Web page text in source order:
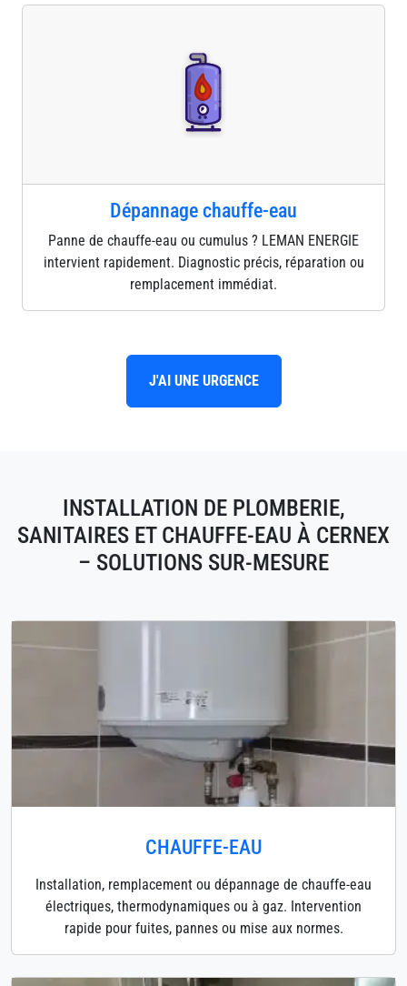
Dépannage chauffe-eau
Panne de chauffe-eau ou cumulus ? LEMAN ENERGIE
intervient rapidement. Diagnostic précis, réparation ou
remplacement immédiat.
J'AI UNE URGENCE
INSTALLATION DE PLOMBERIE,
SANITAIRES ET CHAUFFE-EAU À CERNEX
– SOLUTIONS SUR-MESURE
CHAUFFE-EAU
Installation, remplacement ou dépannage de chauffe-eau
électriques, thermodynamiques ou à gaz. Intervention
rapide pour fuites, pannes ou mise aux normes.